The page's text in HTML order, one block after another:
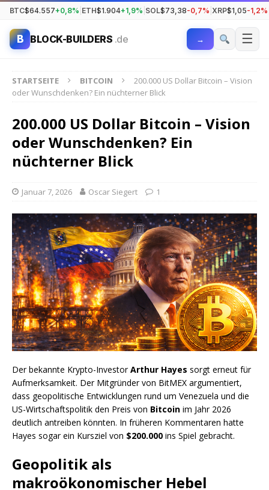
BTC$64.557+0,8% ETH$1.904+1,9% SOL$73,38-0,7% XRP$1,05-1,2%
B BLOCK-BUILDERS .de → ☰
STARTSEITE BITCOIN
200.000 US Dollar Bitcoin – Vision
oder Wunschdenken? Ein nüchterner Blick
200.000 US Dollar Bitcoin – Vision
oder Wunschdenken? Ein
nüchterner Blick
Januar 7, 2026 Oscar Siegert 1
Der bekannte Krypto-InvestorArthur Hayes sorgt erneut für
Aufmerksamkeit. Der Mitgründer von BitMEX argumentiert,
dass geopolitische Entwicklungen rund um Venezuela und die
US-Wirtschaftspolitik den Preis von Bitcoin im Jahr 2026
deutlich antreiben könnten. In früheren Kommentaren hatte
Hayes sogar ein Kursziel von $200.000 ins Spiel gebracht.
Geopolitik als
makroökonomischer Hebel